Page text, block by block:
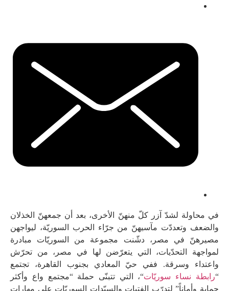
في محاولة لشدّ آزر كلّ منهنّ الأخرى، بعد أن جمعهنّ الخذلان
والضعف وتعددّت مآسيهنّ من جرّاء الحرب السوريّة، ليواجهن
مصيرهنّ في مصر، دشّنت مجموعة من السوريّات مبادرة
لمواجهة التحدّيات، التي يتعرّضن لها في مصر، من تحرّش
واعتداء وسرقة. ففي حيّ المعادي بجنوب القاهرة، تجتمع
“رابطة نساء سوريّات“، التي تتبنّى حملة “مجتمع واع وأكثر
حماية وأماناً” لتدرّب الفتيات والسيّدات السوريّات على مهارات